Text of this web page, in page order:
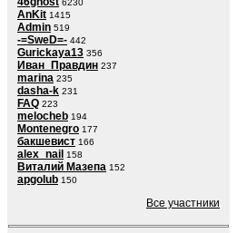
6230
AnKit 1415
Admin 519
-=SweD=- 442
Gurickaya13 356
Иван_Правдин 237
marina 235
dasha-k 231
FAQ 223
melocheb 194
Montenegro 177
бакшевист 166
alex_nail 158
Виталий Мазепа 152
apgolub 150
Все участники